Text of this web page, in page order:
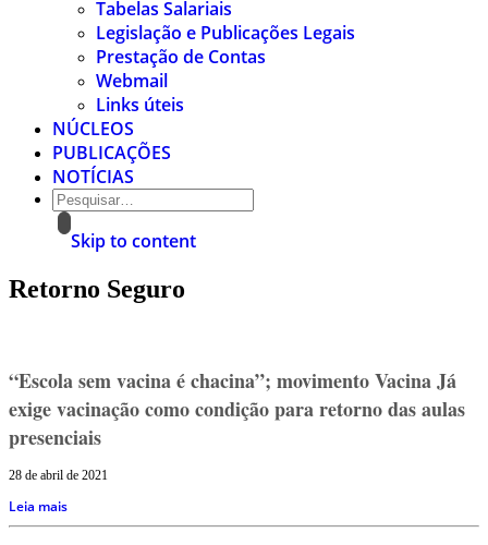
Tabelas Salariais
Legislação e Publicações Legais
Prestação de Contas
Webmail
Links úteis
NÚCLEOS
PUBLICAÇÕES
NOTÍCIAS
Skip to content
Retorno Seguro
“Escola sem vacina é chacina”; movimento Vacina Já
exige vacinação como condição para retorno das aulas
presenciais
28 de abril de 2021
Leia mais